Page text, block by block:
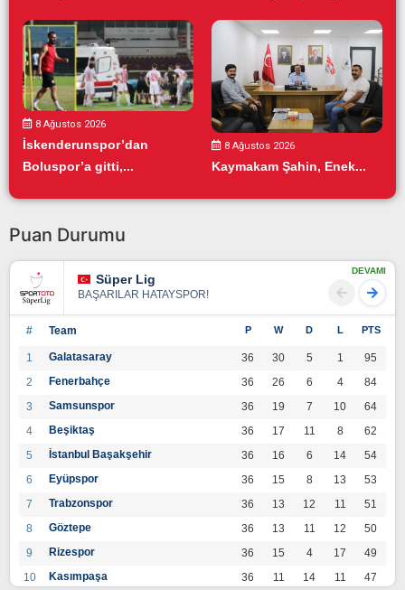
8 Ağustos 2026
İskenderunspor’dan
Boluspor’a gitti,...
8 Ağustos 2026
Kaymakam Şahin, Enek...
Puan Durumu
Süper Lig
BAŞARILAR HATAYSPOR!
DEVAMI
# Team P W D L PTS
1 Galatasaray 36 30 5 1
95
2
Fenerbahçe 36 26 6 4
84
3
Samsunspor 36 19 7 10
64
4
Beşiktaş 36 17 11 8
62
5
İstanbul Başakşehir 36 16 6 14
54
6
Eyüpspor 36 15 8 13
53
7
Trabzonspor 36 13 12 11
51
8
Göztepe 36 13 11 12
50
9
Rizespor 36 15 4 17
49
10
Kasımpaşa 36 11 14 11 47